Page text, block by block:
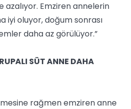
azalıyor. Emziren annelerin
iyi oluyor, doğum sonrası
daha az görülüyor.”
SÜT ANNE DAHA
rağmen emziren anne